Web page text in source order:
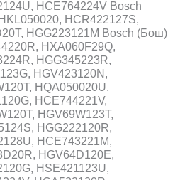
HCE764224V Bosch
HCR422127S,
HGG223121M Bosch (Бош)
HXA060F29Q,
HGG345223R,
HGV423120N,
HQA050020U,
HCE744221V,
HGV69W123T,
HGG222120R,
HCE743221M,
HGV64D120E,
HSE421123U,